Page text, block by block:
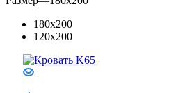
180x200
120x200